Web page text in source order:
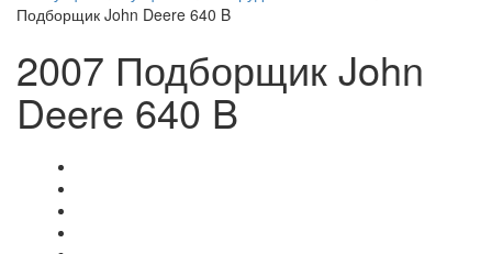
Подборщик John Deere 640 B
2007 Подборщик John
Deere 640 B